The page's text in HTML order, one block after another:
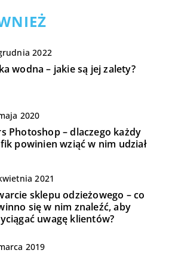
2022
wodna – jakie są jej zalety?
2020
Photoshop – dlaczego każdy
powinien wziąć w nim udział
2021
sklepu odzieżowego – co
się w nim znaleźć, aby
uwagę klientów?
2019